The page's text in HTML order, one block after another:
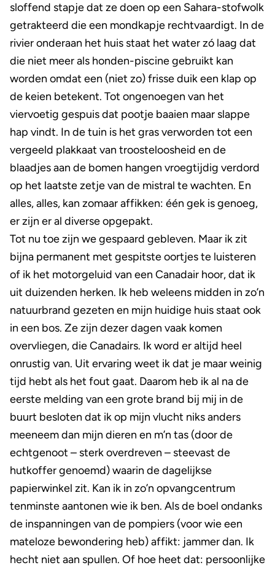
sloffend stapje dat ze doen op een Sahara-stofwolk
getrakteerd die een mondkapje rechtvaardigt. In de
rivier onderaan het huis staat het water zó laag dat
die niet meer als honden-piscine gebruikt kan
worden omdat een (niet zo) frisse duik een klap op
de keien betekent. Tot ongenoegen van het
viervoetig gespuis dat pootje baaien maar slappe
hap vindt. In de tuin is het gras verworden tot een
vergeeld plakkaat van troosteloosheid en de
blaadjes aan de bomen hangen vroegtijdig verdord
op het laatste zetje van de mistral te wachten. En
alles, alles, kan zomaar affikken: één gek is genoeg,
er zijn er al diverse opgepakt.
Tot nu toe zijn we gespaard gebleven. Maar ik zit
bijna permanent met gespitste oortjes te luisteren
of ik het motorgeluid van een Canadair hoor, dat ik
uit duizenden herken. Ik heb weleens midden in zo’n
natuurbrand gezeten en mijn huidige huis staat ook
in een bos. Ze zijn dezer dagen vaak komen
overvliegen, die Canadairs. Ik word er altijd heel
onrustig van. Uit ervaring weet ik dat je maar weinig
tijd hebt als het fout gaat. Daarom heb ik al na de
eerste melding van een grote brand bij mij in de
buurt besloten dat ik op mijn vlucht niks anders
meeneem dan mijn dieren en m’n tas (door de
echtgenoot – sterk overdreven – steevast de
hutkoffer genoemd) waarin de dagelijkse
papierwinkel zit. Kan ik in zo’n opvangcentrum
tenminste aantonen wie ik ben. Als de boel ondanks
de inspanningen van de pompiers (voor wie een
mateloze bewondering heb) affikt: jammer dan. Ik
hecht niet aan spullen. Of hoe heet dat: persoonlijke